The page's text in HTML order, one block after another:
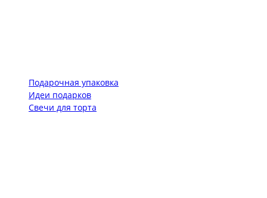
Подарочная упаковка
Идеи подарков
Свечи для торта